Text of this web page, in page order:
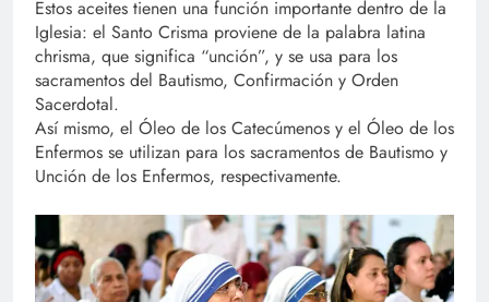
Estos aceites tienen una función importante dentro de la
Iglesia: el Santo Crisma proviene de la palabra latina
chrisma, que significa “unción”, y se usa para los
sacramentos del Bautismo, Confirmación y Orden
Sacerdotal.
Así mismo, el Óleo de los Catecúmenos y el Óleo de los
Enfermos se utilizan para los sacramentos de Bautismo y
Unción de los Enfermos, respectivamente.